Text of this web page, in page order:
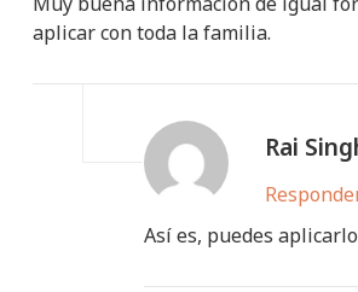
aplicar con toda la familia.
Rai
Así es, puedes